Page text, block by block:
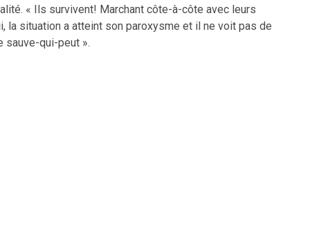
« Ils survivent! Marchant côte-à-côte avec leurs
la situation a atteint son paroxysme et il ne voit pas de
sauve-qui-peut ».